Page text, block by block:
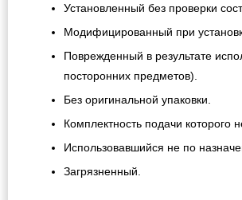
Установленный без проверки
Модифицированный при
Поврежденный в результате
посторонних предметов).
Без оригинальной упаковки.
Комплектность подачи которого
Использовавшийся не по
Загрязненный.